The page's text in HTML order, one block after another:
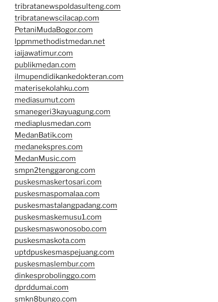
tribratanewspoldasulteng.com
tribratanewscilacap.com
PetaniMudaBogor.com
lppmmethodistmedan.net
iaijawatimur.com
publikmedan.com
ilmupendidikankedokteran.com
materisekolahku.com
mediasumut.com
smanegeri3kayuagung.com
mediaplusmedan.com
MedanBatik.com
medanekspres.com
MedanMusic.com
smpn2tenggarong.com
puskesmaskertosari.com
puskesmaspomalaa.com
puskesmastalangpadang.com
puskesmaskemusu1.com
puskesmaswonosobo.com
puskesmaskota.com
uptdpuskesmaspejuang.com
puskesmaslembur.com
dinkesprobolinggo.com
dprddumai.com
smkn8bungo.com